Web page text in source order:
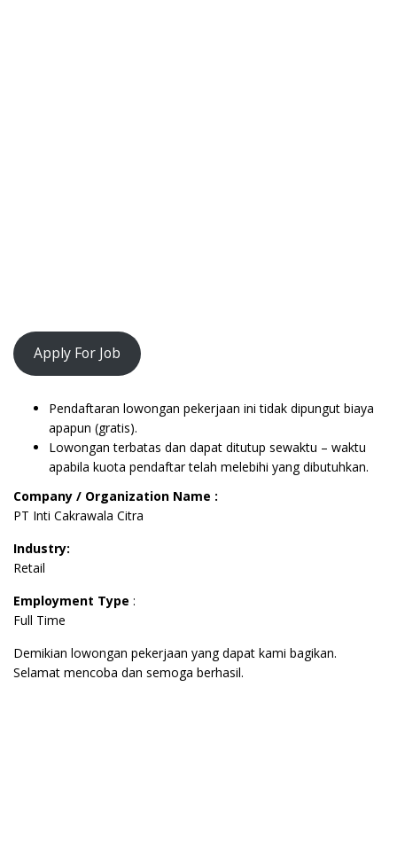
Apply For Job
Pendaftaran lowongan pekerjaan ini tidak dipungut biaya
apapun (gratis).
Lowongan terbatas dan dapat ditutup sewaktu – waktu
apabila kuota pendaftar telah melebihi yang dibutuhkan.
Company / Organization Name :
PT Inti Cakrawala Citra
Industry:
Retail
Employment Type :
Full Time
Demikian lowongan pekerjaan yang dapat kami bagikan.
Selamat mencoba dan semoga berhasil.